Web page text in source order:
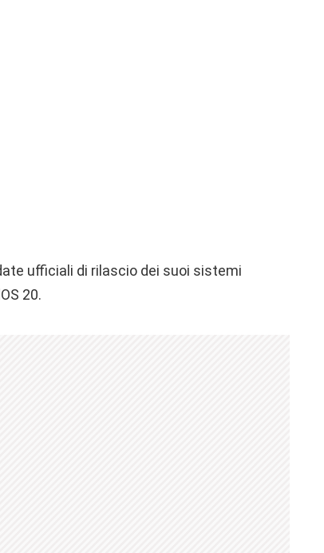
ufficiali di rilascio dei suoi sistemi
20.